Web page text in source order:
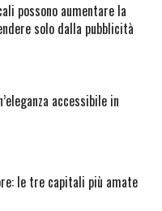
possono aumentare la
solo dalla pubblicità
accessibile in
le tre capitali più amate